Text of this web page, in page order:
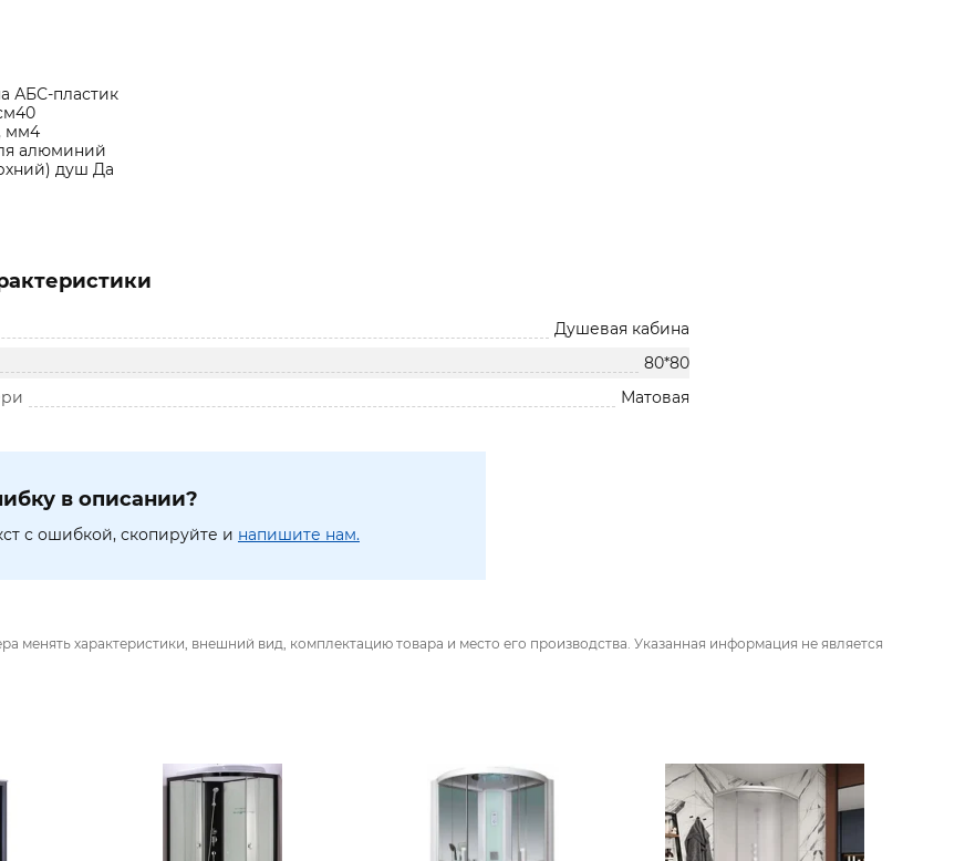
АБС-пластик
мм4
алюминий
душ Да
Душевая кабина
80*80
Матовая
в описании?
с ошибкой, скопируйте и напишите нам.
менять характеристики, внешний вид, комплектацию товара и место его производства. Указанная информация не является